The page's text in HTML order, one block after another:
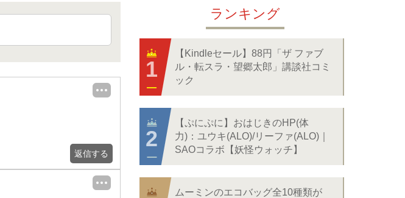
返信する
ランキング
【Kindleセール】88円「ザ ファブ
ル・転スラ・望郷太郎」講談社コミ
ック
【ぷにぷに】おはじきのHP(体
力)：ユウキ(ALO)/リーファ(ALO)｜
SAOコラボ【妖怪ウォッチ】
ムーミンのエコバッグ全10種類が